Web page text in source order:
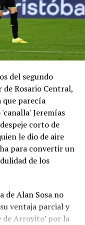
del segundo
Rosario Central,
parecía
Jeremías
corto de
le dio de aire
para convertir un
de los
de Alan Sosa no
ventaja parcial y
de Arroyito’ por la